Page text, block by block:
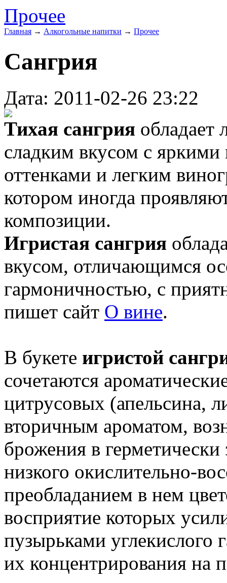
Прочее
Главная → Алкогольные напитки → Прочее
Сангрия
Дата: 2011-02-26 23:22
Тихая сангрия обладает
сладким вкусом с
оттенками и легким
котором иногда
композиции.
Игристая сангрия
вкусом, отличающимся
гармоничностью, с
пишет сайт О вине.
В букете игристой
сочетаются
цитрусовых (апельсина,
вторичным ароматом,
брожения в
низкого окислительно-
преобладанием в нем
восприятие которых
пузырьками углекислого
их концентрирования на